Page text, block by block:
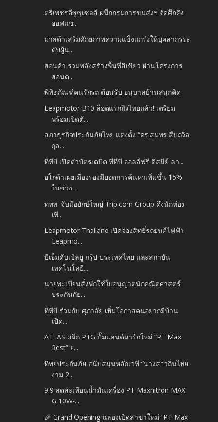
ตรีเพชรอีซูซุเซลส์ ผนึกกรมการขนส่งฯ จัดศึกคิง
ออฟแช...
มาสด้าเสริมศักยภาพความแข็งแกร่งให้บุคลากรระ
ดับผู้น...
ฮอนด้า รวมพลังสร้างพื้นที่สีเขียว ผ่านโครงการ
ฮอนด...
พิพิธภัณฑ์คนรักรถ ต้อนรับ อนุบาลบ้านสนุกคิด
Leapmotor B10 ล็อตแรกถึงไทยแล้ว! เตรียม
พร้อมเปิดตั...
สภาธุรกิจประกันภัยไทย แต่งตั้ง “ดร.สมพร สืบถวิล
กุล...
ทีทีบี เปิดตัวบัตรเดบิต ทีทีบี ออลล์ฟรี ดิสนีย์ ลา...
อโกด้าเผยเมืองรองมียอดการค้นหาเพิ่มขึ้น 15%
ในช่วง...
ททท. จับมือยักษ์ใหญ่ Trip.com Group ดึงนักท่อง
เที่...
Leapmotor Thailand เปิดจองสิทธิ์รถยนต์ไฟฟ้า
Leapmo...
บีเอ็มดับเบิลยู กรุ๊ป ประเทศไทย และสถาบัน
เทคโนโลยี...
นายทะเบียนสั่งพักใช้ใบอนุญาตนักคณิตศาสตร์
ประกันภัย...
ทีทีบี ร่วมกับ ศุภาลัย เพิ่มโอกาสคนอยากมีบ้าน
เปิด...
ATLAS ผนึก PTG ปั๊มแลนด์มาร์กใหม่ “PT Max
Rest” ย...
ทิพยประกันภัย สนับสนุนหลักเวที “นางสาวถิ่นไทย
งาม 2...
9.9 ลดสะเทือนน้ำมันเครื่อง PT Maxnitron MAX
G 10W-...
🎉 Grand Opening ฉลองเปิดสาขาใหม่ “PT Max